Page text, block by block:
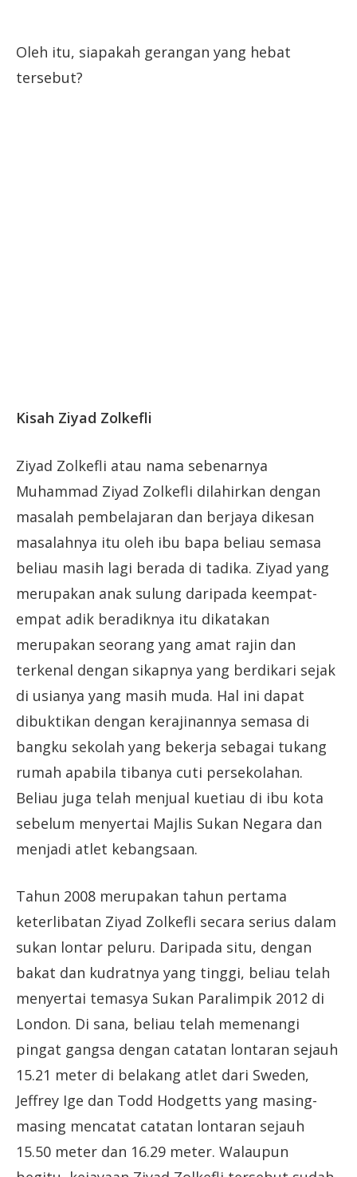
Oleh itu, siapakah gerangan yang hebat
tersebut?
Kisah Ziyad Zolkefli
Ziyad Zolkefli atau nama sebenarnya
Muhammad Ziyad Zolkefli dilahirkan dengan
masalah pembelajaran dan berjaya dikesan
masalahnya itu oleh ibu bapa beliau semasa
beliau masih lagi berada di tadika. Ziyad yang
merupakan anak sulung daripada keempat-
empat adik beradiknya itu dikatakan
merupakan seorang yang amat rajin dan
terkenal dengan sikapnya yang berdikari sejak
di usianya yang masih muda. Hal ini dapat
dibuktikan dengan kerajinannya semasa di
bangku sekolah yang bekerja sebagai tukang
rumah apabila tibanya cuti persekolahan.
Beliau juga telah menjual kuetiau di ibu kota
sebelum menyertai Majlis Sukan Negara dan
menjadi atlet kebangsaan.
Tahun 2008 merupakan tahun pertama
keterlibatan Ziyad Zolkefli secara serius dalam
sukan lontar peluru. Daripada situ, dengan
bakat dan kudratnya yang tinggi, beliau telah
menyertai temasya Sukan Paralimpik 2012 di
London. Di sana, beliau telah memenangi
pingat gangsa dengan catatan lontaran sejauh
15.21 meter di belakang atlet dari Sweden,
Jeffrey Ige dan Todd Hodgetts yang masing-
masing mencatat catatan lontaran sejauh
15.50 meter dan 16.29 meter. Walaupun